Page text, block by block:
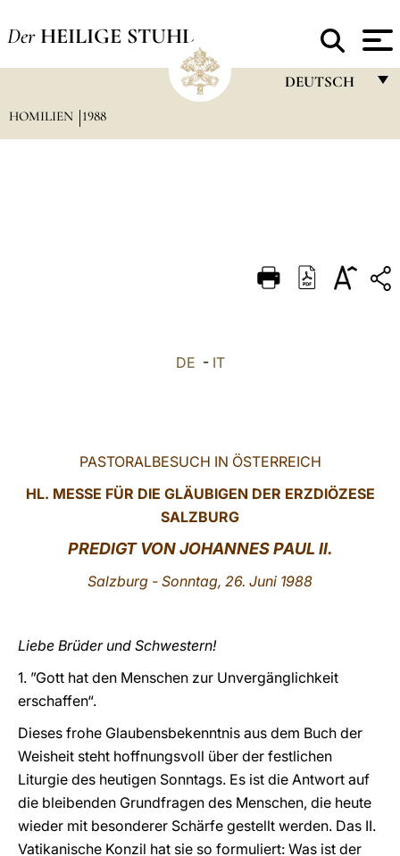
Der HEILIGE STUHL
DEUTSCH
DEUTSCH
HOMILIEN 1988
DE - IT
PASTORALBESUCH IN ÖSTERREICH
HL. MESSE FÜR DIE GLÄUBIGEN DER ERZDIÖZESE
SALZBURG
PREDIGT VON JOHANNES PAUL II.
Salzburg - Sonntag, 26. Juni 1988
Liebe Brüder und Schwestern!
1. ”Gott hat den Menschen zur Unvergänglichkeit
erschaffen“.
Dieses frohe Glaubensbekenntnis aus dem Buch der
Weisheit steht hoffnungsvoll über der festlichen
Liturgie des heutigen Sonntags. Es ist die Antwort auf
die bleibenden Grundfragen des Menschen, die heute
wieder mit besonderer Schärfe gestellt werden. Das II.
Vatikanische Konzil hat sie so formuliert: Was ist der